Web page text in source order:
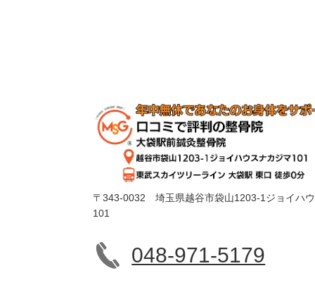
〒343-0032 埼玉県越谷市袋山1203-1ジョイハ
101
048-971-5179